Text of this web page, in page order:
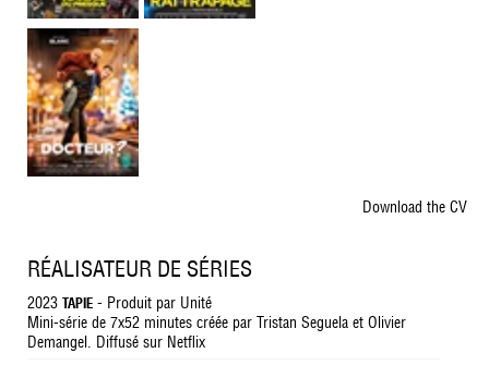
Download the CV
RÉALISATEUR DE SÉRIES
2023 TAPIE - Produit par Unité
Mini-série de 7x52 minutes créée par Tristan Seguela et Olivier
Demangel. Diffusé sur Netflix